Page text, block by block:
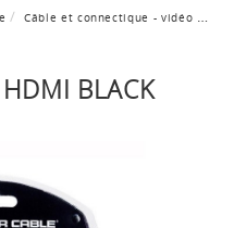
Câble et connectique - vidéo
BLACK